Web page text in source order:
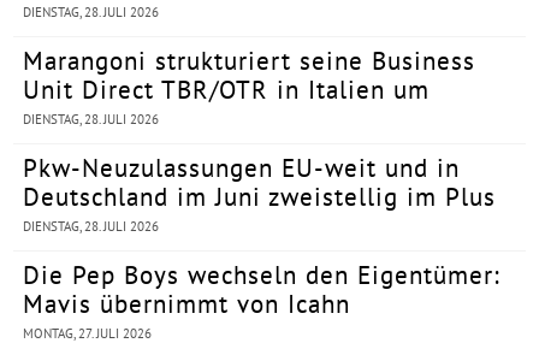
DIENSTAG, 28. JULI 2026
Marangoni strukturiert seine Business
Unit Direct TBR/OTR in Italien um
DIENSTAG, 28. JULI 2026
Pkw-Neuzulassungen EU-weit und in
Deutschland im Juni zweistellig im Plus
DIENSTAG, 28. JULI 2026
Die Pep Boys wechseln den Eigentümer:
Mavis übernimmt von Icahn
MONTAG, 27. JULI 2026